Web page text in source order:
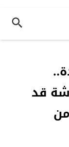
قد